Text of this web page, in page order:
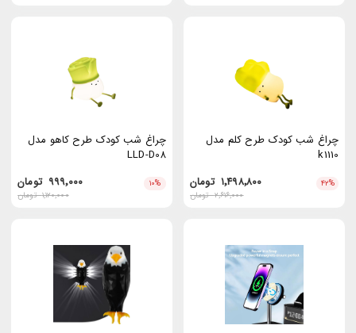
چراغ شب کودک طرح کلم مدل
k1110
۴۲% ۱٬۴۹۸٬۸۰۰ تومان
۲٬۶۱۶٬۰۰۰تومان
چراغ شب کودک طرح کاهو مدل
LLD-D08
۱۰% ۹۹۹٬۰۰۰ تومان
۱٬۱۲۰٬۰۰۰تومان